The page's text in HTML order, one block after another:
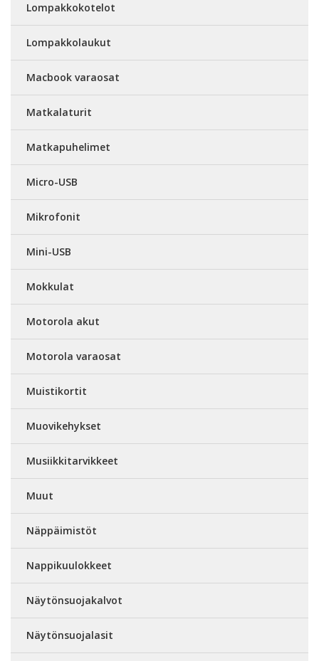
Lompakkokotelot
Lompakkolaukut
Macbook varaosat
Matkalaturit
Matkapuhelimet
Micro-USB
Mikrofonit
Mini-USB
Mokkulat
Motorola akut
Motorola varaosat
Muistikortit
Muovikehykset
Musiikkitarvikkeet
Muut
Näppäimistöt
Nappikuulokkeet
Näytönsuojakalvot
Näytönsuojalasit